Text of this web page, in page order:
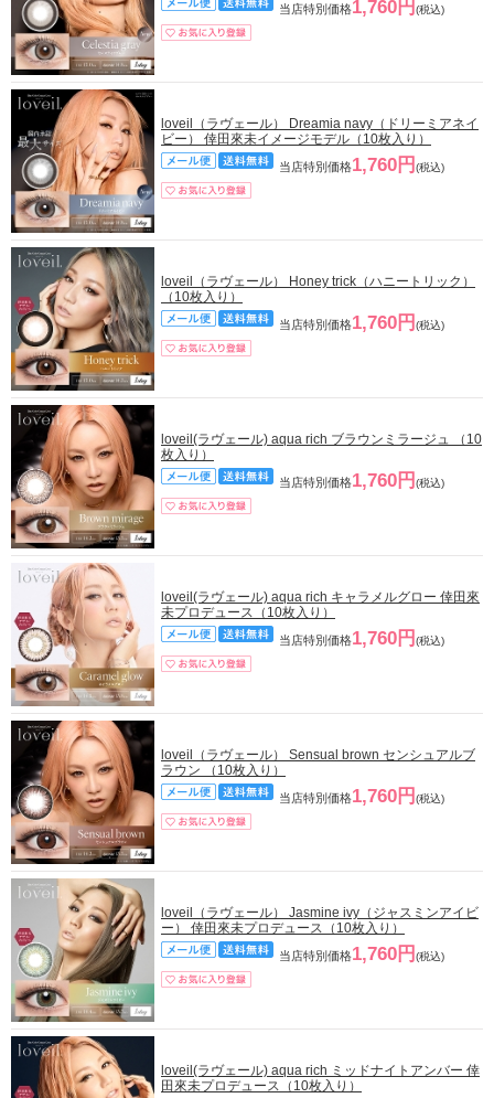
当店特別価格1,760円 (税込)
loveil（ラヴェール） Dreamia navy（ドリーミアネイ
ビー） 倖田來未イメージモデル（10枚入り）
当店特別価格1,760円 (税込)
loveil（ラヴェール） Honey trick（ハニートリック）
（10枚入り）
当店特別価格1,760円 (税込)
loveil(ラヴェール) aqua rich ブラウンミラージュ （10
枚入り）
当店特別価格1,760円 (税込)
loveil(ラヴェール) aqua rich キャラメルグロー 倖田來
未プロデュース（10枚入り）
当店特別価格1,760円 (税込)
loveil（ラヴェール） Sensual brown センシュアルブ
ラウン （10枚入り）
当店特別価格1,760円 (税込)
loveil（ラヴェール） Jasmine ivy（ジャスミンアイビ
ー） 倖田來未プロデュース（10枚入り）
当店特別価格1,760円 (税込)
loveil(ラヴェール) aqua rich ミッドナイトアンバー 倖
田來未プロデュース（10枚入り）